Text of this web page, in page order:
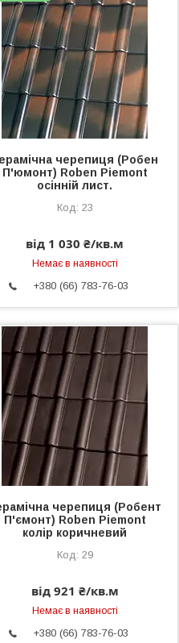
черепиця (Робен
П'юмонт) Roben Piemont
осінній лист.
23
від 1 030 ₴/кв.м
Немає в наявності
+380 (66) 783-76-03
черепиця (Робент
П'ємонт) Roben Piemont
колір коричневий
29
від 921 ₴/кв.м
Немає в наявності
+380 (66) 783-76-03